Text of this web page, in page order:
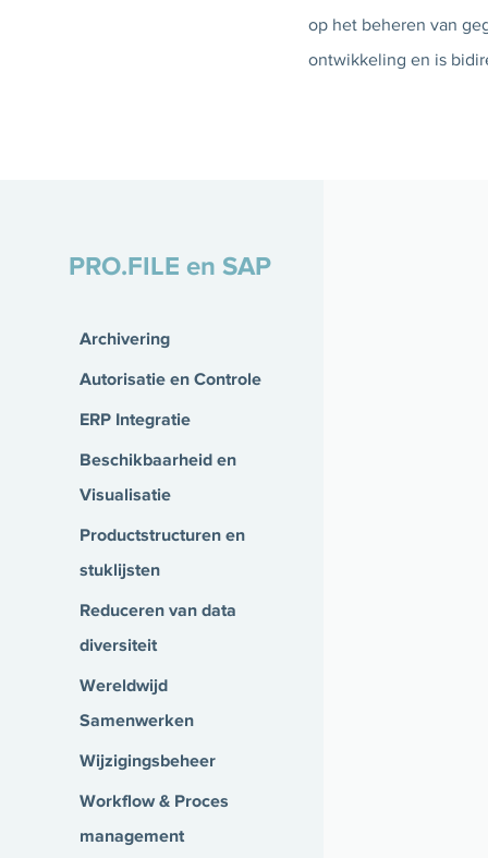
op het beheren van
ontwikkeling en is
PRO.FILE en SAP
Archivering
Autorisatie en Controle
ERP Integratie
Beschikbaarheid en
Visualisatie
Productstructuren en
stuklijsten
Reduceren van data
diversiteit
Wereldwijd
Samenwerken
Wijzigingsbeheer
Workflow & Proces
management